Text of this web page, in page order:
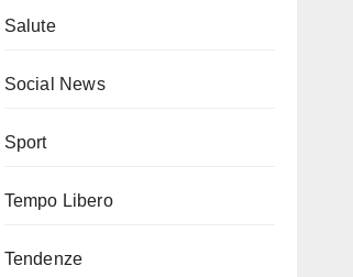
Salute
Social News
Sport
Tempo Libero
Tendenze